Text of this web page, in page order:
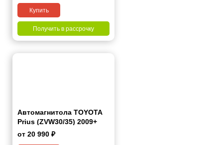
Купить
Получить в рассрочку
Автомагнитола TOYOTA
Prius (ZVW30/35) 2009+
Левый руль 7"
от 20 990 ₽